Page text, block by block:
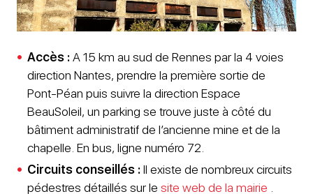
Accès :A 15 km au sud de Rennes par la 4 voies
direction Nantes, prendre la première sortie de
Pont-Péan puis suivre la direction Espace
BeauSoleil, un parking se trouve juste à côté du
bâtiment administratif de l’ancienne mine et de la
chapelle. En bus, ligne numéro 72.
Circuits conseillés :Il existe de nombreux circuits
pédestres détaillés sur le site web de la mairie